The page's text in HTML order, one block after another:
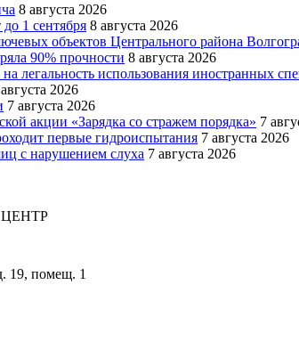
8 августа 2026
1 сентября 8 августа 2026
объектов Центрального района
90% прочности 8 августа 2026
легальность использования иностранных
2026
7 августа 2026
акции «Зарядка со стражем порядка» 7
первые гидроиспытания 7 августа 2026
с нарушением слуха 7 августа 2026
19, помещ. 1